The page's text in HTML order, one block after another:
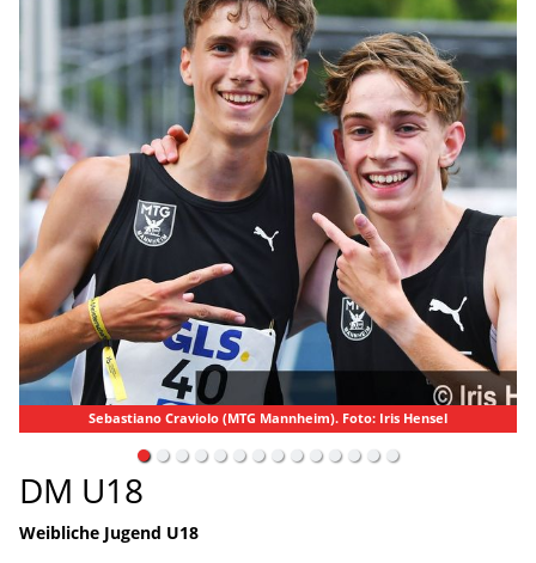
Foto: Iris Hensel Doppel-Meister Clesio De Carvalho (LG
DM U18
Weibliche Jugend U18